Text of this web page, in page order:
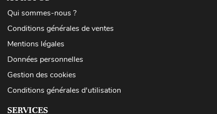
Qui sommes-nous ?
Conditions générales de ventes
Mentions légales
Données personnelles
Gestion des cookies
Conditions générales d'utilisation
SERVICES